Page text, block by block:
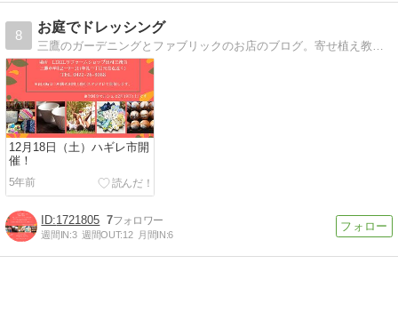
8
お庭でドレッシング
三鷹のガーデニングとファブリックのお店のブログ。寄せ植え教室、お庭のデザインから施工、オーダーカーテンを承っております。日々がキラキラするようなわくわくを！
12月18日（土）ハギレ市開
催！
5年前
1721805 7
週間IN:3 週間OUT:12 月間IN:6